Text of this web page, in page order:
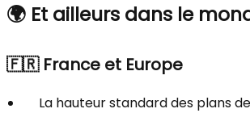
🌍 Et ailleurs dans le
🇫🇷 France et Europe
La hauteur standard des plans